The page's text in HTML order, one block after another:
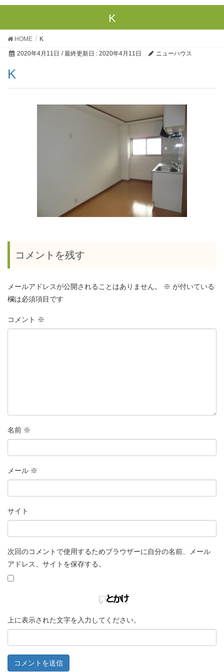
K
HOME K
2020年4月11日 / 最終更新日 : 2020年4月11日 ニューハウス
K
コメントを残す
メールアドレスが公開されることはありません。 ※ が付いている
欄は必須項目です
コメント ※
名前 ※
メール ※
サイト
次回のコメントで使用するためブラウザーに自分の名前、メール
アドレス、サイトを保存する。
上に表示された文字を入力してください。